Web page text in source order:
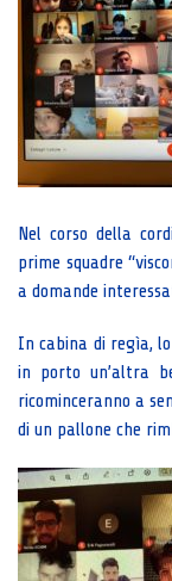
Nel corso della
prime squadre
a domande
In cabina di regìa,
in porto un’altra
ricominceranno a
di un pallone che